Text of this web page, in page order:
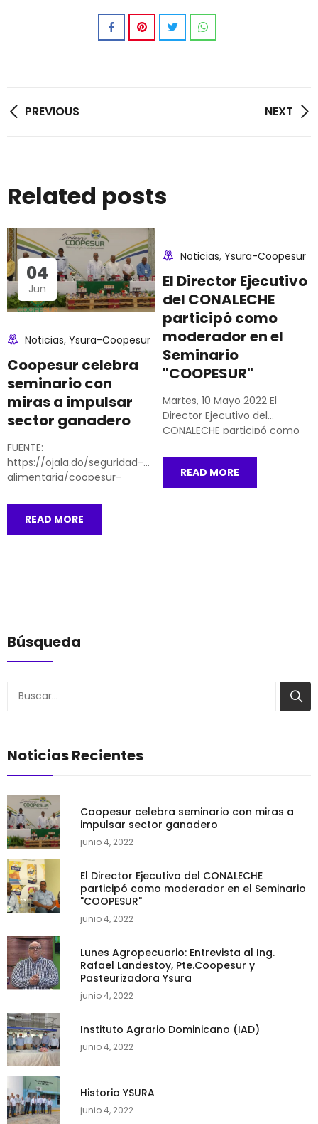
Navegación
entradas
PREVIOUS NEXT
Related posts
04
Jun
Noticias, Ysura-Coopesur
Coopesur celebra
seminario con
miras a impulsar
sector ganadero
FUENTE:
https://ojala.do/seguridad-
alimentaria/coopesur-
miras-a-impulsar-sector-
ganadero La Cooperativa
Agropecuaria de Ganaderos
READ MORE
Noticias, Ysura-Coopesur
El Director Ejecutivo
del CONALECHE
participó como
moderador en el
Seminario
"COOPESUR"
Martes, 10 Mayo 2022 El
Director Ejecutivo del
CONALECHE participó como
“COOPESUR hacia una…
READ MORE
Búsqueda
Buscar
Noticias Recientes
Coopesur celebra seminario con miras a
impulsar sector ganadero
junio 4, 2022
El Director Ejecutivo del CONALECHE
participó como moderador en el Seminario
"COOPESUR"
junio 4, 2022
Lunes Agropecuario: Entrevista al Ing.
Rafael Landestoy, Pte.Coopesur y
Pasteurizadora Ysura
junio 4, 2022
Instituto Agrario Dominicano (IAD)
junio 4, 2022
Historia YSURA
junio 4, 2022